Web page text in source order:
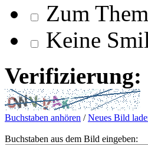
Zum
Keine
Verifizierung:
Buchstaben anhören /Neues Bild
Buchstaben aus dem Bild eingeben: